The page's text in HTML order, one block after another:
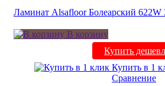
Ламинат Alsafloor Болеарский 622W
В корзину
Купить
Купить в 1
Сравнение